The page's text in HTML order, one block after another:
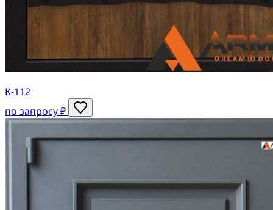
К-112
по запросу ₽